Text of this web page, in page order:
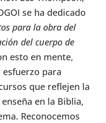
se ha dedicado
para la obra del
del cuerpo de
esto en mente,
para
que reflejen la
en la Biblia,
Reconocemos